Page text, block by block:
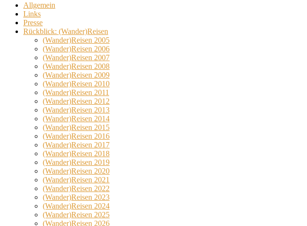
Allgemein
Links
Presse
Rückblick: (Wander)Reisen
(Wander)Reisen 2005
(Wander)Reisen 2006
(Wander)Reisen 2007
(Wander)Reisen 2008
(Wander)Reisen 2009
(Wander)Reisen 2010
(Wander)Reisen 2011
(Wander)Reisen 2012
(Wander)Reisen 2013
(Wander)Reisen 2014
(Wander)Reisen 2015
(Wander)Reisen 2016
(Wander)Reisen 2017
(Wander)Reisen 2018
(Wander)Reisen 2019
(Wander)Reisen 2020
(Wander)Reisen 2021
(Wander)Reisen 2022
(Wander)Reisen 2023
(Wander)Reisen 2024
(Wander)Reisen 2025
(Wander)Reisen 2026